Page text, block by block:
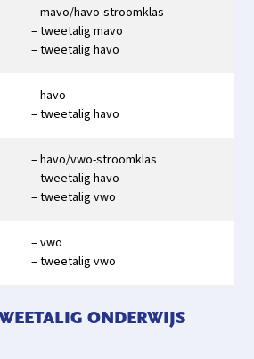
– mavo/havo-stroomklas
– tweetalig mavo
– tweetalig havo
– havo
– tweetalig havo
– havo/vwo-stroomklas
– tweetalig havo
– tweetalig vwo
– vwo
– tweetalig vwo
ONDERWIJS